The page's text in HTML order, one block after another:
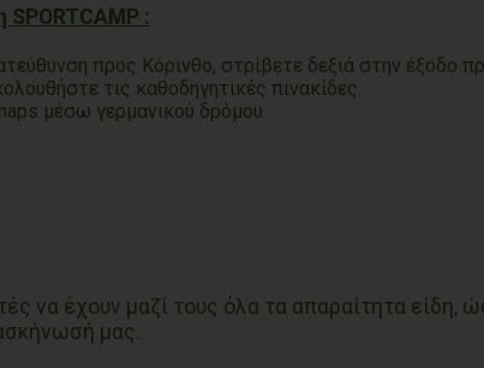
:
προς Κόρινθο, στρίβετε δεξιά στην έξοδο
τις καθοδηγητικές πινακίδες.
μέσω γερμανικού δρόμου.
να έχουν μαζί τους όλα τα απαραίτητα είδη,
μας.